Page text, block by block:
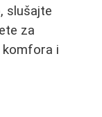
slušajte
za
komfora i